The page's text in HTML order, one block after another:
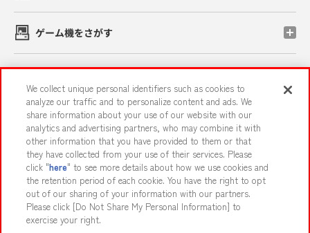
ゲーム機をさがす
イベント・キャンペーン
関連会社 サステナビリティ サイトポリシー
プライバシーポリシー ウェブアクセシビリティ方針と検証結果
お取引先さまとともに
We collect unique personal identifiers such as cookies to
analyze our traffic and to personalize content and ads. We
share information about your use of our website with our
analytics and advertising partners, who may combine it with
other information that you have provided to them or that
they have collected from your use of their services. Please
click "here" to see more details about how we use cookies and
the retention period of each cookie. You have the right to opt
out of our sharing of your information with our partners.
Please click [Do Not Share My Personal Information] to
exercise your right.